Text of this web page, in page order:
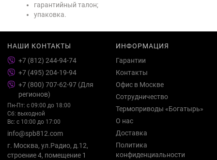
гарантийный талон;
упаковка.
НАШИ КОНТАКТЫ
+7 (812) 244-94-74
+7 (495) 204-19-94
+7 (800) 707-62-97 (Для
регионов)
Пн-Пт: с 09:00 до 18:00
Сб: выходной
Вс: с 10:00 до 17:00
info@spb812.com
г. Москва, ул.Радио, д.12,
строение 4, помещение 1
ИНФОРМАЦИЯ
Гарантии
Контакты
Офис в Москве
Сотрудничество
Термоприводы «Богатырь»
О нас
Доставка
Политика
конфиденциальности